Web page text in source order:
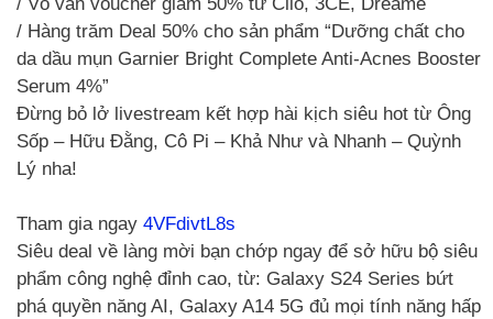
/ Hàng trăm Deal 50% cho sản phẩm “Dưỡng chất cho
da dầu mụn Garnier Bright Complete Anti-Acnes Booster
Serum 4%”
Đừng bỏ lở livestream kết hợp hài kịch siêu hot từ Ông
Sốp – Hữu Đằng, Cô Pi – Khả Như và Nhanh – Quỳnh
Lý nha!
Tham gia ngay 4VFdivtL8s
Siêu deal về làng mời bạn chớp ngay để sở hữu bộ siêu
phẩm công nghệ đỉnh cao, từ: Galaxy S24 Series bứt
phá quyền năng AI, Galaxy A14 5G đủ mọi tính năng hấp